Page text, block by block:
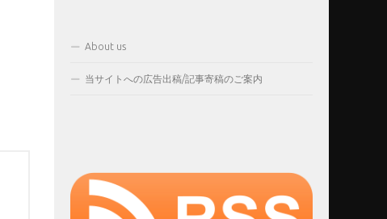
About us
当サイトへの広告出稿/記事寄稿のご案内